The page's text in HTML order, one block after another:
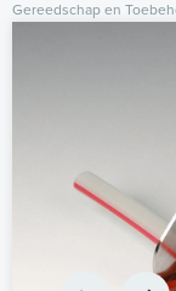
Gereedschap en